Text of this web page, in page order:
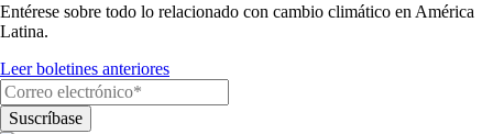
Entérese sobre todo lo relacionado con cambio climático en América
Latina.
Leer boletines anteriores